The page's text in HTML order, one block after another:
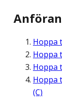
Hoppa
Hoppa
Hoppa
Hoppa
(C)